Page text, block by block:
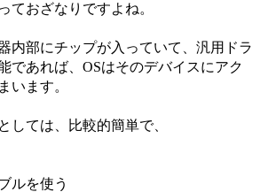
ておざなりですよね。
内部にチップが入っていて、汎用ドラ
であれば、OSはそのデバイスにアク
います。
しては、比較的簡単で、
ルを使う